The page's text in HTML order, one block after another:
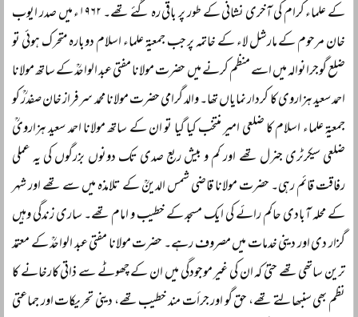
کے علماء کرام کی آخری نشانی کے طور پر باقی رہ گئے تھے۔ ۱۹۶۲ء میں صدر ایوب
خان مرحوم کے مارشل لاء کے خاتمہ پر جب جمعیۃ علماء اسلام دوبارہ متحرک ہوئی تو
ضلع گوجرانوالہ میں اسے منظم کرنے میں حضرت مولانا مفتی عبد الواحدؒ کے ساتھ مولانا
احمد سعید ہزاروی کا کردار نمایاں تھا۔ والد گرامی حضرت مولانا محمد سرفراز خان صفدرؒ کو
جمعیۃ علماء اسلام کا ضلعی امیر منتخب کیا گیا تو ان کے ساتھ مولانا احمد سعید ہزارویؒ
ضلعی سیکرٹری جنرل تھے اور کم و بیش ربع صدی تک دونوں بزرگوں کی یہ عملی
رفاقت قائم رہی۔ حضرت مولانا قاضی شمس الدینؒ کے تلامذہ میں سے تھے اور شہر
کے محلہ آبادی حاکم رائے کی ایک مسجد کے خطیب و امام تھے۔ ساری زندگی وہیں
گزار دی اور دینی خدمات میں مصروف رہے۔ حضرت مولانا مفتی عبد الواحدؒ کے معتمد
ترین ساتھی تھے حتیٰ کہ ان کی غیر موجودگی میں ان کے چھوٹے سے ذاتی کارخانے کا
نظم بھی سنبھالتے تھے، حق گو اور جرأت مند خطیب تھے، دینی تحریکات اور جماعتی